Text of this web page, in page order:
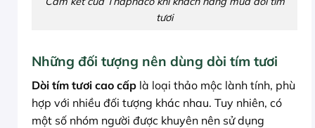
tươi
Những đối tượng nên dùng dòi tím tươi
Dòi tím tươi cao cấp là loại thảo mộc lành tính, phù
hợp với nhiều đối tượng khác nhau. Tuy nhiên, có
một số nhóm người được khuyên nên sử dụng